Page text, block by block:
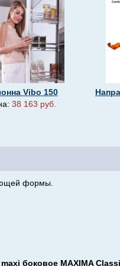
Vibo 150
38 163 руб.
формы.
боковое MAXIMA